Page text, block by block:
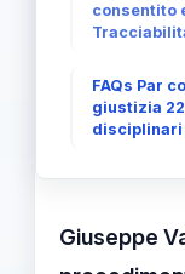
consentito
FAQs Par
giustizia
disciplinari
Giuseppe